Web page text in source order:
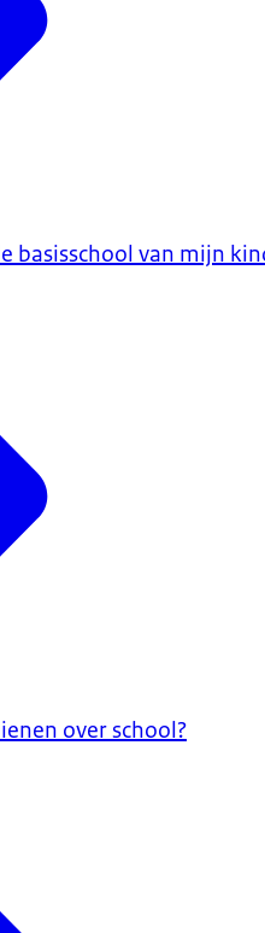
basisschool van mijn
over school?